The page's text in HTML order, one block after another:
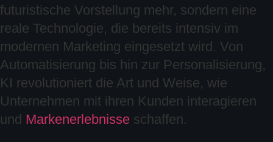
futuristische Vorstellung mehr, sondern eine
reale Technologie, die bereits intensiv im
modernen Marketing eingesetzt wird. Von
Automatisierung bis hin zur Personalisierung,
KI revolutioniert die Art und Weise, wie
Unternehmen mit ihren Kunden interagieren
und Markenerlebnisse schaffen.